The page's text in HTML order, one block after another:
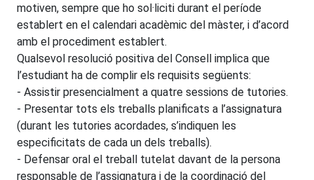
motiven, sempre que ho sol·liciti durant el període
establert en el calendari acadèmic del màster, i d’acord
amb el procediment establert.
Qualsevol resolució positiva del Consell implica que
l’estudiant ha de complir els requisits següents:
- Assistir presencialment a quatre sessions de tutories.
- Presentar tots els treballs planificats a l’assignatura
(durant les tutories acordades, s’indiquen les
especificitats de cada un dels treballs).
- Defensar oral el treball tutelat davant de la persona
responsable de l’assignatura i de la coordinació del